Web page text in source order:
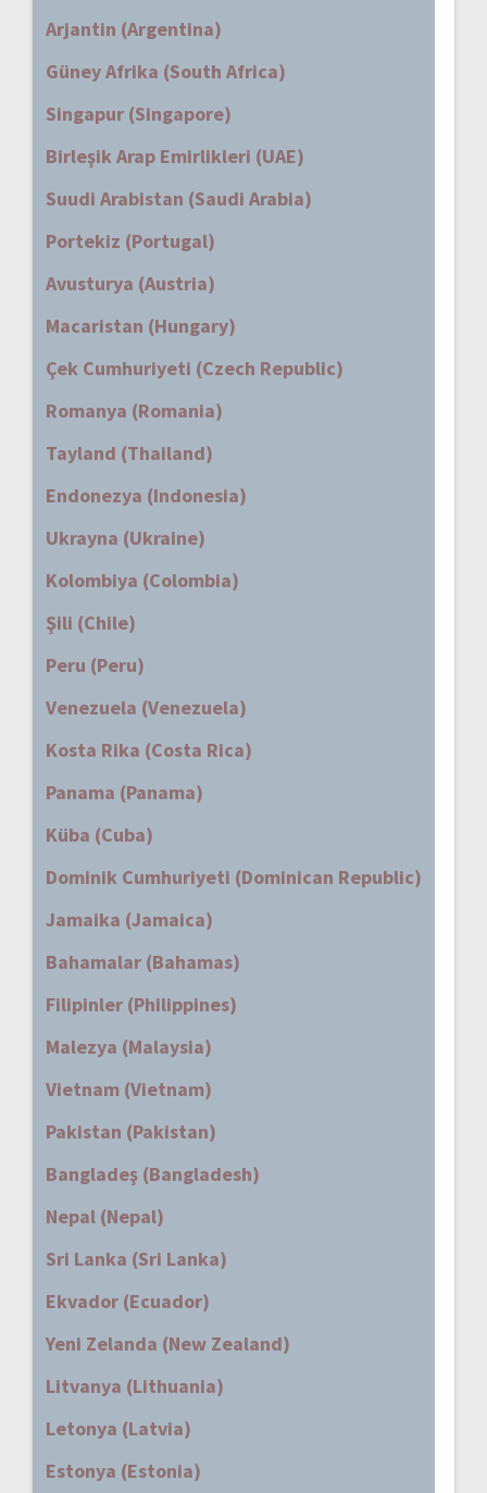
Arjantin (Argentina)
Güney Afrika (South Africa)
Singapur (Singapore)
Birleşik Arap Emirlikleri (UAE)
Suudi Arabistan (Saudi Arabia)
Portekiz (Portugal)
Avusturya (Austria)
Macaristan (Hungary)
Çek Cumhuriyeti (Czech Republic)
Romanya (Romania)
Tayland (Thailand)
Endonezya (Indonesia)
Ukrayna (Ukraine)
Kolombiya (Colombia)
Şili (Chile)
Peru (Peru)
Venezuela (Venezuela)
Kosta Rika (Costa Rica)
Panama (Panama)
Küba (Cuba)
Dominik Cumhuriyeti (Dominican Republic)
Jamaika (Jamaica)
Bahamalar (Bahamas)
Filipinler (Philippines)
Malezya (Malaysia)
Vietnam (Vietnam)
Pakistan (Pakistan)
Bangladeş (Bangladesh)
Nepal (Nepal)
Sri Lanka (Sri Lanka)
Ekvador (Ecuador)
Yeni Zelanda (New Zealand)
Litvanya (Lithuania)
Letonya (Latvia)
Estonya (Estonia)